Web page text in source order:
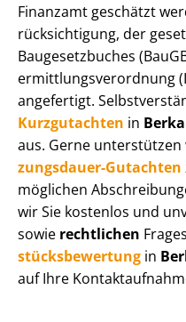
Finanzamt geschätzt
rück­sich­ti­gung, der
Baugesetzbuches
ermitt­lungs­ver­ord­nung
angefertigt.
Kurzgutachten in
aus. Gerne unterstützen
zungs­dau­er-Gutachten
möglichen
wir Sie kostenlos und
sowie rechtlichen
stücks­be­wer­tung in
auf Ihre